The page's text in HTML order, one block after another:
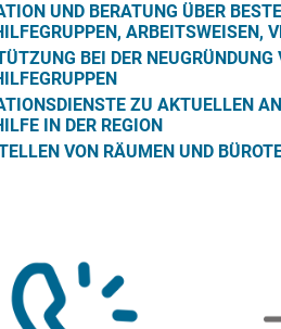
UND BERATUNG ÜBER
ARBEITSWEISEN,
BEI DER NEUGRÜNDUNG
ZU AKTUELLEN
IN DER REGION
VON RÄUMEN UND